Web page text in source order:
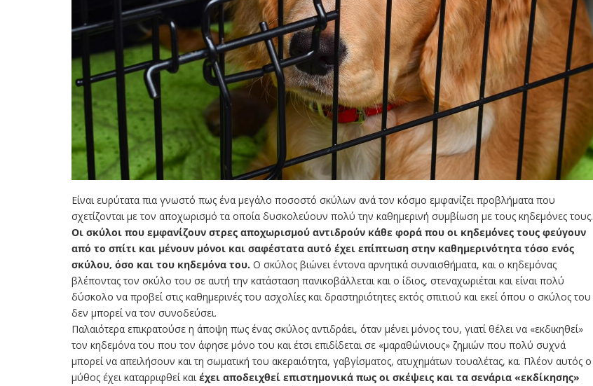
Είναι ευρύτατα πια γνωστό πως ένα μεγάλο ποσοστό σκύλων ανά τον κόσμο εμφανίζει προβλήματα που
σχετίζονται με τον αποχωρισμό τα οποία δυσκολεύουν πολύ την καθημερινή συμβίωση με τους κηδεμόνες τους.
Οι σκύλοι που εμφανίζουν στρες αποχωρισμού αντιδρούν κάθε φορά που οι κηδεμόνες τους φεύγουν
από το σπίτι και μένουν μόνοι και σαφέστατα αυτό έχει επίπτωση στην καθημερινότητα τόσο ενός
σκύλου, όσο και του κηδεμόνα του. Ο σκύλος βιώνει έντονα αρνητικά συναισθήματα, και ο κηδεμόνας
βλέποντας τον σκύλο του σε αυτή την κατάσταση πανικοβάλλεται και ο ίδιος, στεναχωριέται και είναι πολύ
δύσκολο να προβεί στις καθημερινές του ασχολίες και δραστηριότητες εκτός σπιτιού και εκεί όπου ο σκύλος του
δεν μπορεί να τον συνοδεύσει.
Παλαιότερα επικρατούσε η άποψη πως ένας σκύλος αντιδράει, όταν μένει μόνος του, γιατί θέλει να «εκδικηθεί»
τον κηδεμόνα του που τον άφησε μόνο του και έτσι επιδίδεται σε «μαραθώνιους» ζημιών που πολύ συχνά
μπορεί να απειλήσουν και τη σωματική του ακεραιότητα, γαβγίσματος, ατυχημάτων τουαλέτας, κα. Πλέον αυτός ο
μύθος έχει καταρριφθεί καιέχει αποδειχθεί επιστημονικά πως οι σκέψεις και τα σενάρια «εκδίκησης»